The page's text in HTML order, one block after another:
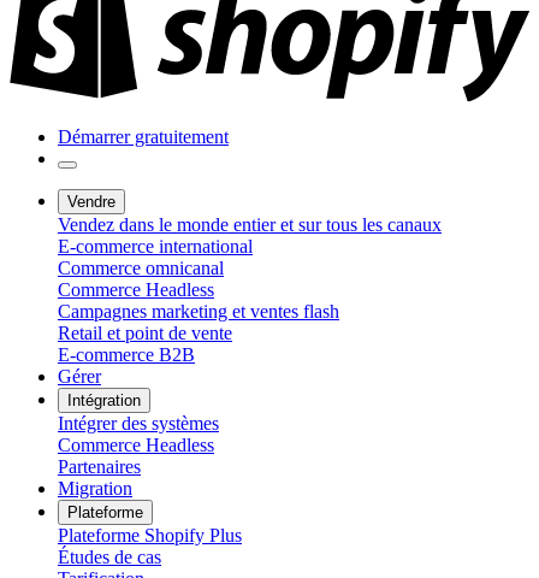
Démarrer gratuitement
Vendre
Vendez dans le monde entier et sur tous les canaux
E-commerce international
Commerce omnicanal
Commerce Headless
Campagnes marketing et ventes flash
Retail et point de vente
E-commerce B2B
Gérer
Intégration
Intégrer des systèmes
Commerce Headless
Partenaires
Migration
Plateforme
Plateforme Shopify Plus
Études de cas